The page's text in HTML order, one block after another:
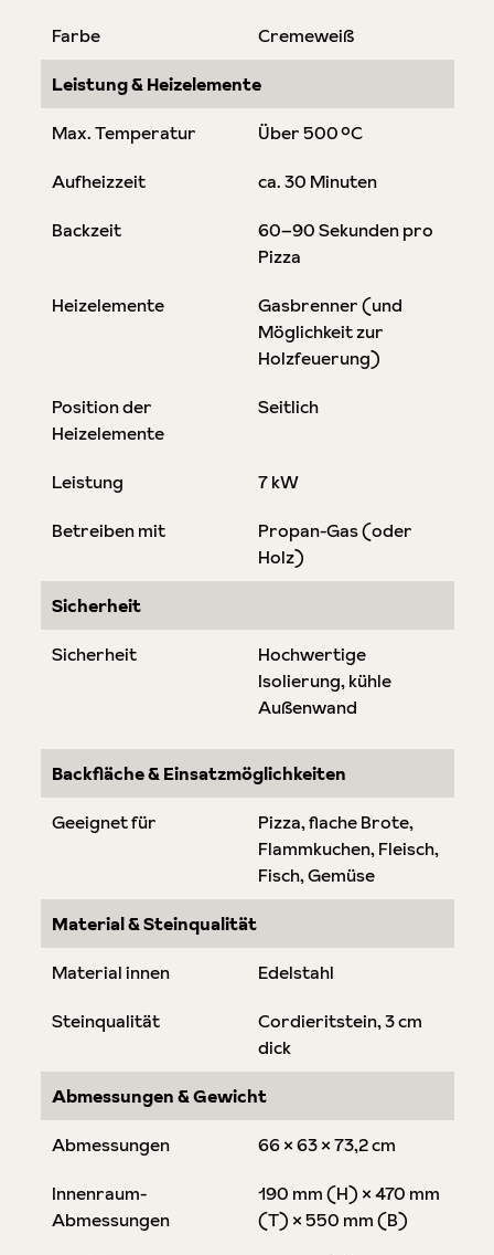
Farbe
Cremeweiß
Leistung & Heizelemente
Max. Temperatur
Über 500 °C
Aufheizzeit
ca. 30 Minuten
Backzeit
60–90 Sekunden pro
Pizza
Heizelemente
Gasbrenner (und
Möglichkeit zur
Holzfeuerung)
Position der
Heizelemente
Seitlich
Leistung
7 kW
Betreiben mit
Propan-Gas (oder
Holz)
Sicherheit
Sicherheit
Hochwertige
Isolierung, kühle
Außenwand
Backfläche & Einsatzmöglichkeiten
Geeignet für
Pizza, flache Brote,
Flammkuchen, Fleisch,
Fisch, Gemüse
Material & Steinqualität
Material innen
Edelstahl
Steinqualität
Cordieritstein, 3 cm
dick
Abmessungen & Gewicht
Abmessungen
66 × 63 × 73,2 cm
Innenraum-
Abmessungen
190 mm (H) × 470 mm
(T) × 550 mm (B)